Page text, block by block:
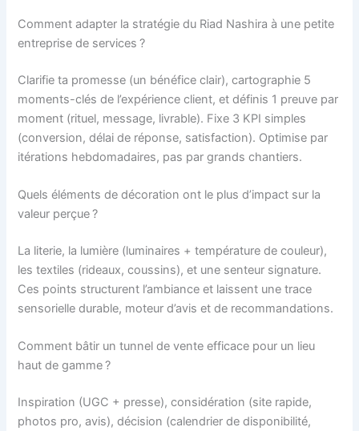
Comment adapter la stratégie du Riad Nashira à une petite
entreprise de services ?
Clarifie ta promesse (un bénéfice clair), cartographie 5
moments-clés de l’expérience client, et définis 1 preuve par
moment (rituel, message, livrable). Fixe 3 KPI simples
(conversion, délai de réponse, satisfaction). Optimise par
itérations hebdomadaires, pas par grands chantiers.
Quels éléments de décoration ont le plus d’impact sur la
valeur perçue ?
La literie, la lumière (luminaires + température de couleur),
les textiles (rideaux, coussins), et une senteur signature.
Ces points structurent l’ambiance et laissent une trace
sensorielle durable, moteur d’avis et de recommandations.
Comment bâtir un tunnel de vente efficace pour un lieu
haut de gamme ?
Inspiration (UGC + presse), considération (site rapide,
photos pro, avis), décision (calendrier de disponibilité,